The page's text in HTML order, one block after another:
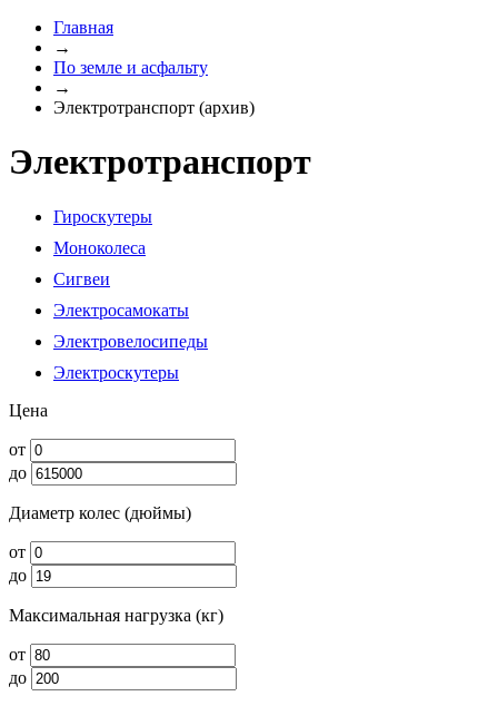
Главная
→
По земле и асфальту
→
Электротранспорт (архив)
Электротранспорт
Гироскутеры
Моноколеса
Сигвеи
Электросамокаты
Электровелосипеды
Электроскутеры
Цена
от
до
Диаметр колес (дюймы)
от
до
Максимальная нагрузка (кг)
от
до